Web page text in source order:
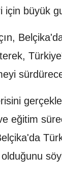
için büyük
eğitim